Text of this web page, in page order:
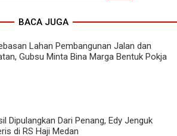
BACA JUGA
Lahan Pembangunan Jalan dan
Gubsu Minta Bina Marga Bentuk Pokja
Dipulangkan Dari Penang, Edy Jenguk
di RS Haji Medan